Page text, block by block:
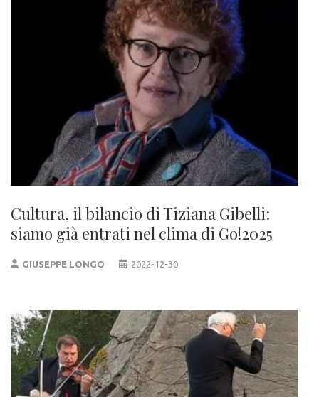
Cultura, il bilancio di Tiziana Gibelli:
siamo già entrati nel clima di Go!2025
GIUSEPPE LONGO 2022-12-30